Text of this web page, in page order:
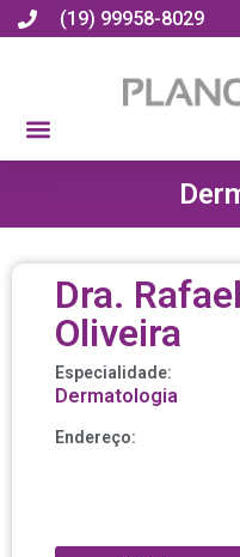
(19) 99958-8029
Dra.
Oliveira
Especialidade:
Dermatologia
Endereço: